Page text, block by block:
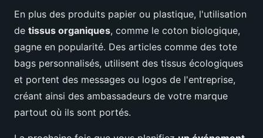
En plus des produits papier ou plastique, l'utilisation
de tissus organiques, comme le coton biologique,
gagne en popularité. Des articles comme des tote
bags personnalisés, utilisent des tissus écologiques
et portent des messages ou logos de l'entreprise,
créant ainsi des ambassadeurs de votre marque
partout où ils sont portés.